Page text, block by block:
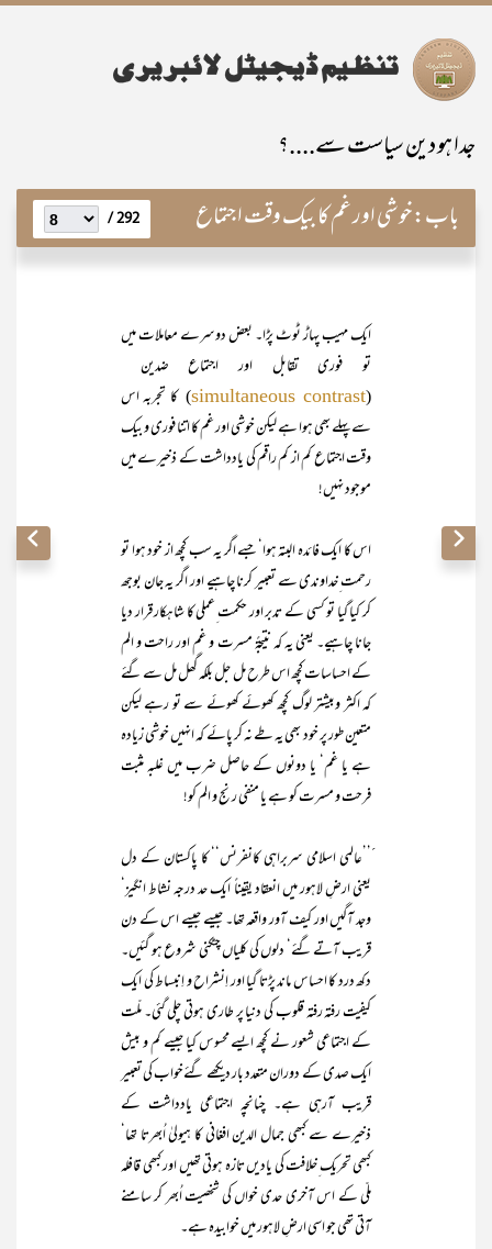
جدا ہو دین سیاست سے....؟
باب:خوشی اور غم کا بیک وقت اجتماع 292 /
ایک مہیب پہاڑ ٹوٹ پڑا۔ بعض دوسرے معاملات میں
تو فوری تقابل اور اجتماع ضدین
(
simultaneous contrast) کا تجربہ اس
سے پہلے بھی ہوا ہے لیکن خوشی اور غم کا اتنا فوری و بیک
وقت اجتماع کم از کم راقم کی یادداشت کے ذخیرے میں
موجود نہیں!
اس کا ایک فائدہ البتہ ہوا‘ جسے اگر یہ سب کچھ از خود ہوا تو
رحمت ِخداوندی سے تعبیر کرنا چاہیے اور اگر یہ جان بوجھ
کر کیا گیا تو کسی کے تدبر اور حکمت ِعملی کا شاہکار قرار دیا
جانا چاہیے۔ یعنی یہ کہ نتیجۃً مسرت و غم اور راحت و الم
کے احساسات کچھ اس طرح مل جل بلکہ گھل مل سے گئے
کہ اکثر وبیشتر لوگ کچھ کھوئے کھوئے سے تو رہے لیکن
متعین طور پر خود بھی یہ طے نہ کر پائے کہ انہیں خوشی زیادہ
ہے یا غم‘ یا دونوں کے حاصل ضرب میں غلبہ مثبت
فرحت و مسرت کو ہے یا منفی رنج و الم کو!
ََ’’عالمی اسلامی سربراہی کانفرنس‘‘ کا پاکستان کے دل
یعنی ارضِ لاہور میں انعقاد یقیناً ایک حد درجہ نشاط انگیز‘
وجد آگیں اور کیف آور واقعہ تھا۔ جیسے جیسے اس کے دن
قریب آتے گئے‘ دلوں کی کلیاں چٹکنی شروع ہو گئیں۔
دکھ درد کا احساس ماند پڑتا گیا اور اِنشراح و اِنبساط کی ایک
کیفیت رفتہ رفتہ قلوب کی دنیا پر طاری ہوتی چلی گئی۔ ملّت
کے اجتماعی شعور نے کچھ ایسے محسوس کیا جیسے کم و بیش
ایک صدی کے دوران متعدد بار دیکھے گئےخواب کی تعبیر
قریب آرہی ہے۔ چنانچہ اجتماعی یادداشت کے
ذخیرے سے کبھی جمال الدین افغانی کا ہیولیٰ اُبھرتا تھا‘
کبھی تحریک ِخلافت کی یادیں تازہ ہوتی تھیں اور کبھی قافلہ
ملّی کے اس آخری حدی خواں کی شخصیت اُبھر کر سامنے
آتی تھی جو اسی ارضِ لاہور میں خوابیدہ ہے۔